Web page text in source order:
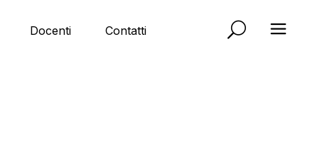
Docenti Contatti